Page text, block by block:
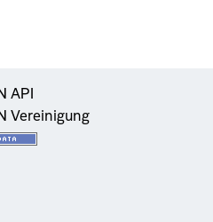
API
Vereinigung